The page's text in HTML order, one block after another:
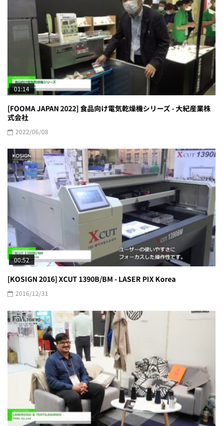
01:14
[FOOMA JAPAN 2022] 食品向け電気乾燥機シリーズ - 大紀産業株
式会社
2022/06/08
00:52
[KOSIGN 2016] XCUT 1390B/BM - LASER PIX Korea
2016/12/31